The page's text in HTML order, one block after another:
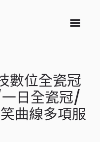
數位全瓷冠
日全瓷冠/
曲線多項服